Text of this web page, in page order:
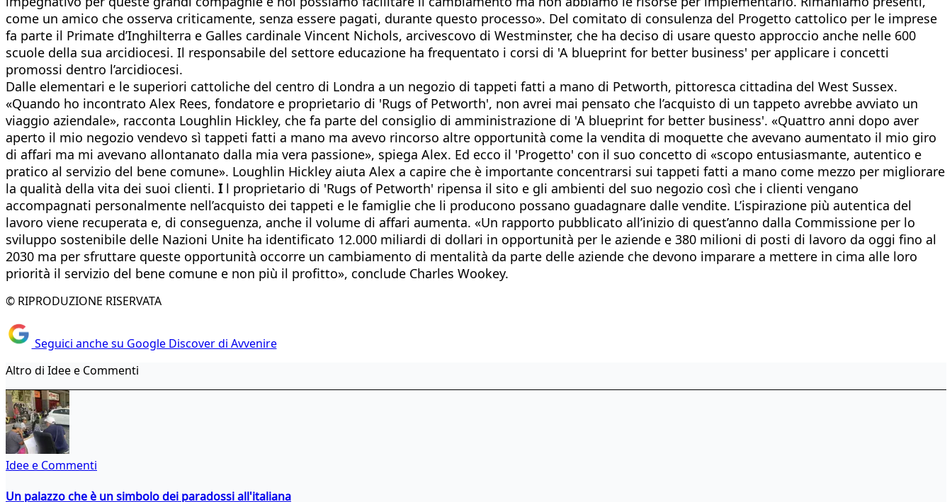
come un amico che osserva criticamente, senza essere pagati, durante questo processo». Del comitato di consulenza del Progetto cattolico per le imprese
fa parte il Primate d’Inghilterra e Galles cardinale Vincent Nichols, arcivescovo di Westminster, che ha deciso di usare questo approccio anche nelle 600
scuole della sua arcidiocesi. Il responsabile del settore educazione ha frequentato i corsi di 'A blueprint for better business' per applicare i concetti
promossi dentro l’arcidiocesi.
Dalle elementari e le superiori cattoliche del centro di Londra a un negozio di tappeti fatti a mano di Petworth, pittoresca cittadina del West Sussex.
«Quando ho incontrato Alex Rees, fondatore e proprietario di 'Rugs of Petworth', non avrei mai pensato che l’acquisto di un tappeto avrebbe avviato un
viaggio aziendale», racconta Loughlin Hickley, che fa parte del consiglio di amministrazione di 'A blueprint for better business'. «Quattro anni dopo aver
aperto il mio negozio vendevo sì tappeti fatti a mano ma avevo rincorso altre opportunità come la vendita di moquette che avevano aumentato il mio giro
di affari ma mi avevano allontanato dalla mia vera passione», spiega Alex. Ed ecco il 'Progetto' con il suo concetto di «scopo entusiasmante, autentico e
pratico al servizio del bene comune». Loughlin Hickley aiuta Alex a capire che è importante concentrarsi sui tappeti fatti a mano come mezzo per migliorare
la qualità della vita dei suoi clienti. Il proprietario di 'Rugs of Petworth' ripensa il sito e gli ambienti del suo negozio così che i clienti vengano
accompagnati personalmente nell’acquisto dei tappeti e le famiglie che li producono possano guadagnare dalle vendite. L’ispirazione più autentica del
lavoro viene recuperata e, di conseguenza, anche il volume di affari aumenta. «Un rapporto pubblicato all’inizio di quest’anno dalla Commissione per lo
sviluppo sostenibile delle Nazioni Unite ha identificato 12.000 miliardi di dollari in opportunità per le aziende e 380 milioni di posti di lavoro da oggi fino al
2030 ma per sfruttare queste opportunità occorre un cambiamento di mentalità da parte delle aziende che devono imparare a mettere in cima alle loro
priorità il servizio del bene comune e non più il profitto», conclude Charles Wookey.
© RIPRODUZIONE RISERVATA
Seguici anche su Google Discover di Avvenire
Altro di Idee e Commenti
Idee e Commenti
Un palazzo che è un simbolo dei paradossi all'italiana